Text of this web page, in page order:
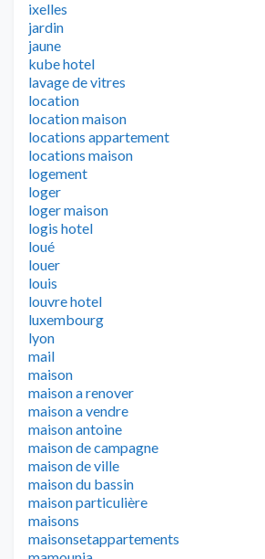
ixelles
jardin
jaune
kube hotel
lavage de vitres
location
location maison
locations appartement
locations maison
logement
loger
loger maison
logis hotel
loué
louer
louis
louvre hotel
luxembourg
lyon
mail
maison
maison a renover
maison a vendre
maison antoine
maison de campagne
maison de ville
maison du bassin
maison particulière
maisons
maisonsetappartements